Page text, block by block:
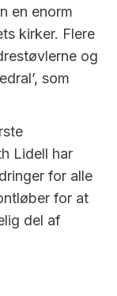
en enorm
kirker. Flere
og
som
Lidell har
for alle
for at
del af